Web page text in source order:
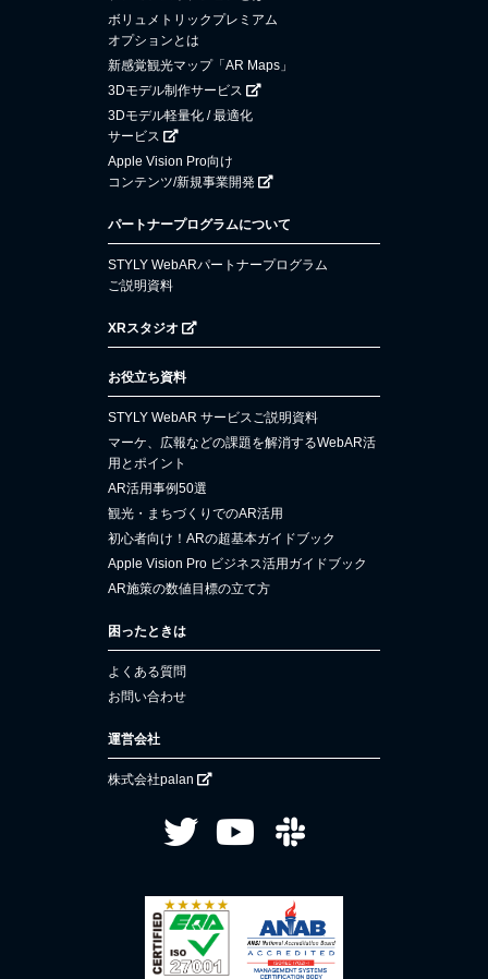
ボリュメトリックプレミアム
オプションとは
新感覚観光マップ「AR Maps」
3Dモデル制作サービス
3Dモデル軽量化 / 最適化
サービス
Apple Vision Pro向け
コンテンツ/新規事業開発
パートナープログラムについて
STYLY WebARパートナープログラム
ご説明資料
XRスタジオ
お役立ち資料
STYLY WebAR サービスご説明資料
マーケ、広報などの課題を解消するWebAR活
用とポイント
AR活用事例50選
観光・まちづくりでのAR活用
初心者向け！ARの超基本ガイドブック
Apple Vision Pro ビジネス活用ガイドブック
AR施策の数値目標の立て方
困ったときは
よくある質問
お問い合わせ
運営会社
株式会社palan